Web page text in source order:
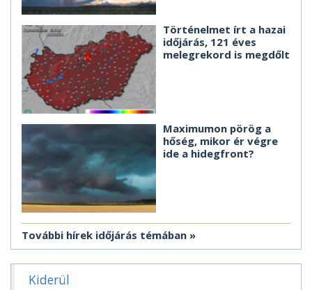
Történelmet írt a hazai
időjárás, 121 éves
melegrekord is megdőlt
Maximumon pörög a
hőség, mikor ér végre
ide a hidegfront?
További hírek időjárás témában
Kiderül